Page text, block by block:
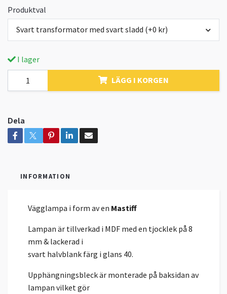
Produktval
Svart transformator med svart sladd (+0 kr)
I lager
LÄGG I KORGEN
Dela
INFORMATION
Vägglampa i form av en Mastiff
Lampan är tillverkad i MDF med en tjocklek på 8
mm & lackerad i
svart halvblank färg i glans 40.
Upphängningsbleck är monterade på baksidan av
lampan vilket gör